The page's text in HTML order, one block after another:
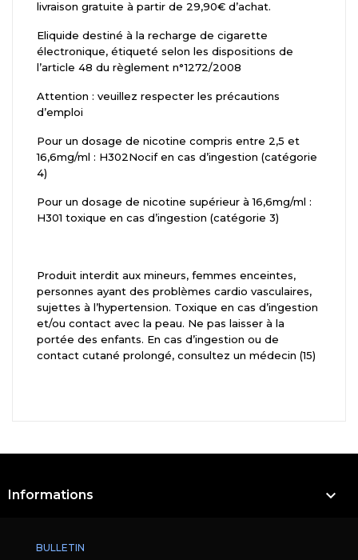
livraison gratuite à partir de 29,90€ d’achat.
Eliquide destiné à la recharge de cigarette
électronique, étiqueté selon les dispositions de
l’article 48 du règlement n°1272/2008
Attention : veuillez respecter les précautions
d’emploi
Pour un dosage de nicotine compris entre 2,5 et
16,6mg/ml : H302Nocif en cas d’ingestion (catégorie
4)
Pour un dosage de nicotine supérieur à 16,6mg/ml :
H301 toxique en cas d’ingestion (catégorie 3)
Produit interdit aux mineurs, femmes enceintes,
personnes ayant des problèmes cardio vasculaires,
sujettes à l’hypertension. Toxique en cas d’ingestion
et/ou contact avec la peau. Ne pas laisser à la
portée des enfants. En cas d’ingestion ou de
contact cutané prolongé, consultez un médecin (15)
Informations 
BULLETIN